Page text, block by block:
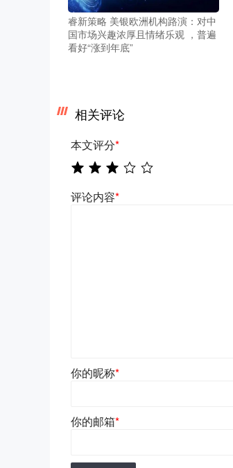
睿新策略 美银欧洲机构路演：对中
国市场兴趣浓厚且情绪乐观 ，普遍
看好“涨到年底”
相关评论
本文评分*
评论内容*
你的昵称*
你的邮箱*